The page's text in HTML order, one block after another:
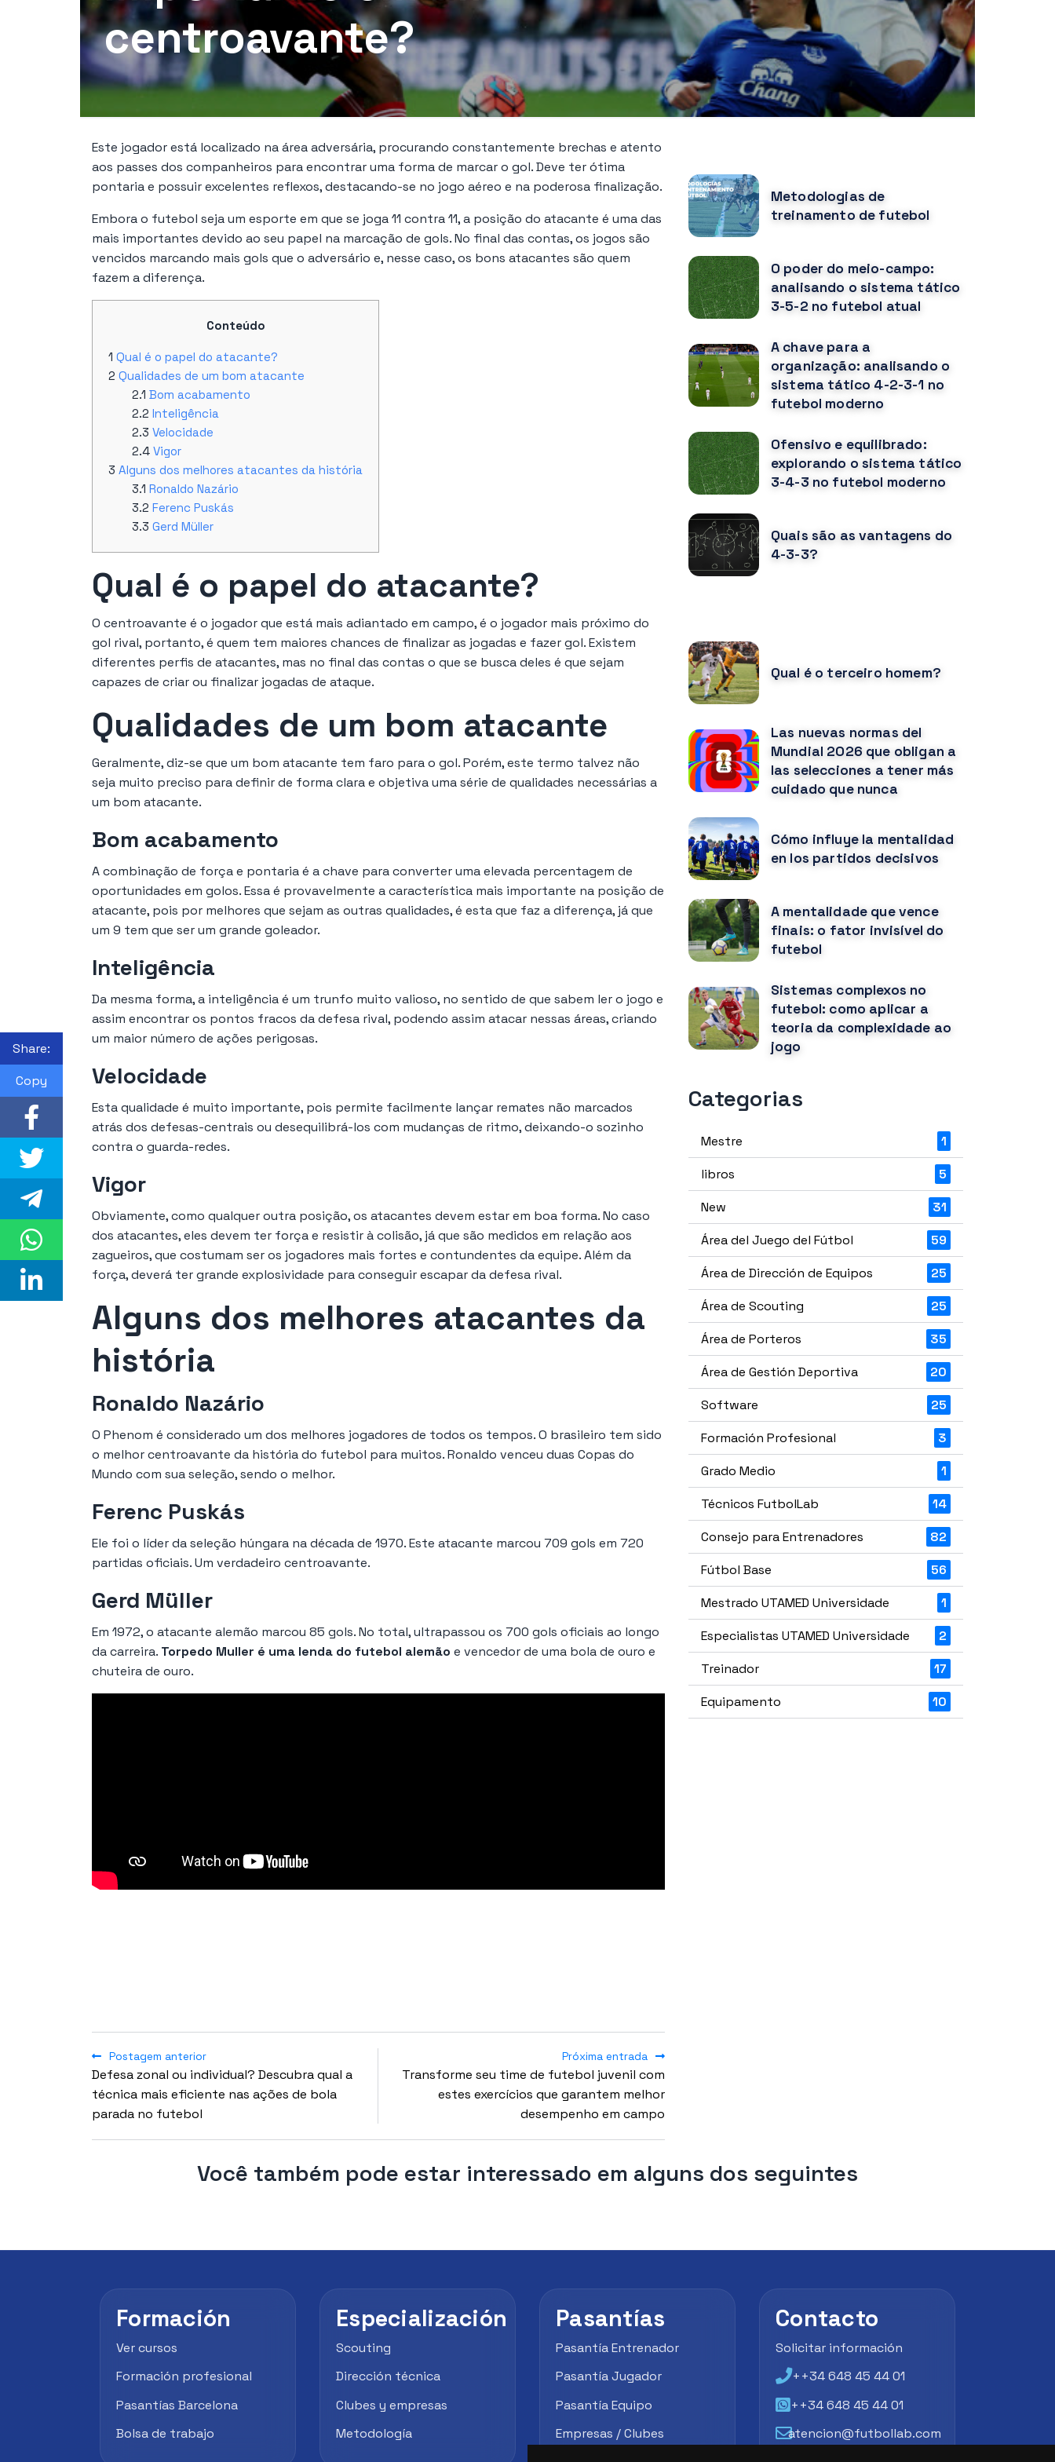
centroavante?
Este jogador está localizado na área adversária, procurando constantemente brechas e atento
aos passes dos companheiros para encontrar uma forma de marcar o gol. Deve ter ótima
pontaria e possuir excelentes reflexos, destacando-se no jogo aéreo e na poderosa finalização.
Embora o futebol seja um esporte em que se joga 11 contra 11, a posição do atacante é uma das
mais importantes devido ao seu papel na marcação de gols. No final das contas, os jogos são
vencidos marcando mais gols que o adversário e, nesse caso, os bons atacantes são quem
fazem a diferença.
Conteúdo
Qual é o papel do atacante?
Qualidades de um bom atacante
Bom acabamento
Inteligência
Velocidade
Vigor
Alguns dos melhores atacantes da história
Ronaldo Nazário
Ferenc Puskás
Gerd Müller
Qual é o papel do atacante?
O centroavante é o jogador que está mais adiantado em campo, é o jogador mais próximo do
gol rival, portanto, é quem tem maiores chances de finalizar as jogadas e fazer gol. Existem
diferentes perfis de atacantes, mas no final das contas o que se busca deles é que sejam
capazes de criar ou finalizar jogadas de ataque.
Qualidades de um bom atacante
Geralmente, diz-se que um bom atacante tem faro para o gol. Porém, este termo talvez não
seja muito preciso para definir de forma clara e objetiva uma série de qualidades necessárias a
um bom atacante.
Bom acabamento
A combinação de força e pontaria é a chave para converter uma elevada percentagem de
oportunidades em golos. Essa é provavelmente a característica mais importante na posição de
atacante, pois por melhores que sejam as outras qualidades, é esta que faz a diferença, já que
um 9 tem que ser um grande goleador.
Inteligência
Da mesma forma, a inteligência é um trunfo muito valioso, no sentido de que sabem ler o jogo e
assim encontrar os pontos fracos da defesa rival, podendo assim atacar nessas áreas, criando
um maior número de ações perigosas.
Velocidade
Esta qualidade é muito importante, pois permite facilmente lançar remates não marcados
atrás dos defesas-centrais ou desequilibrá-los com mudanças de ritmo, deixando-o sozinho
contra o guarda-redes.
Vigor
Obviamente, como qualquer outra posição, os atacantes devem estar em boa forma. No caso
dos atacantes, eles devem ter força e resistir à colisão, já que são medidos em relação aos
zagueiros, que costumam ser os jogadores mais fortes e contundentes da equipe. Além da
força, deverá ter grande explosividade para conseguir escapar da defesa rival.
Alguns dos melhores atacantes da
história
Ronaldo Nazário
O Phenom é considerado um dos melhores jogadores de todos os tempos. O brasileiro tem sido
o melhor centroavante da história do futebol para muitos. Ronaldo venceu duas Copas do
Mundo com sua seleção, sendo o melhor.
Ferenc Puskás
Ele foi o líder da seleção húngara na década de 1970. Este atacante marcou 709 gols em 720
partidas oficiais. Um verdadeiro centroavante.
Gerd Müller
Em 1972, o atacante alemão marcou 85 gols. No total, ultrapassou os 700 gols oficiais ao longo
da carreira. Torpedo Muller é uma lenda do futebol alemão e vencedor de uma bola de ouro e
chuteira de ouro.
Postagem anterior
Defesa zonal ou individual? Descubra qual a
técnica mais eficiente nas ações de bola
parada no futebol
Próxima entrada
Transforme seu time de futebol juvenil com
estes exercícios que garantem melhor
desempenho em campo
Metodologias de
treinamento de futebol
O poder do meio-campo:
analisando o sistema tático
3-5-2 no futebol atual
A chave para a
organização: analisando o
sistema tático 4-2-3-1 no
futebol moderno
Ofensivo e equilibrado:
explorando o sistema tático
3-4-3 no futebol moderno
Quais são as vantagens do
4-3-3?
Qual é o terceiro homem?
Las nuevas normas del
Mundial 2026 que obligan a
las selecciones a tener más
cuidado que nunca
Cómo influye la mentalidad
en los partidos decisivos
A mentalidade que vence
finais: o fator invisível do
futebol
Sistemas complexos no
futebol: como aplicar a
teoria da complexidade ao
jogo
Categorias
Mestre
1
libros
5
New
31
Área del Juego del Fútbol
59
Área de Dirección de Equipos
25
Área de Scouting
25
Área de Porteros
35
Área de Gestión Deportiva
20
Software
25
Formación Profesional
3
Grado Medio
1
Técnicos FutbolLab
14
Consejo para Entrenadores
82
Fútbol Base
56
Mestrado UTAMED Universidade
1
Especialistas UTAMED Universidade
2
Treinador
17
Equipamento
10
Você também pode estar interessado em alguns dos seguintes
Share:
Copy
Formación
Ver cursos
Formación profesional
Pasantías Barcelona
Bolsa de trabajo
Especialización
Scouting
Dirección técnica
Clubes y empresas
Metodología
Pasantías
Pasantía Entrenador
Pasantía Jugador
Pasantía Equipo
Empresas / Clubes
Contacto
Solicitar información
++34 648 45 44 01
++34 648 45 44 01
atencion@futbollab.com